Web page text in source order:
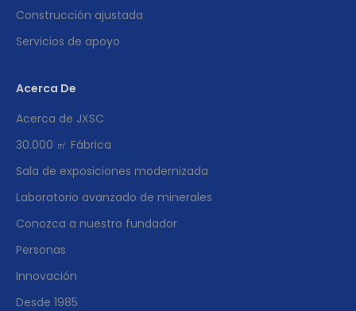
Construcción ajustada
Servicios de apoyo
Acerca De
Acerca de JXSC
30.000 ㎡ Fábrica
Sala de exposiciones modernizada
Laboratorio avanzado de minerales
Conozca a nuestro fundador
Personas
Innovación
Desde 1985